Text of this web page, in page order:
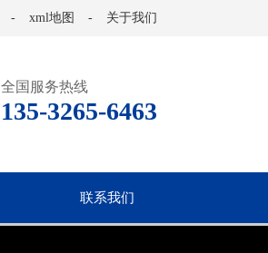
- xml地图 - 关于我们
全国服务热线
135-3265-6463
联系我们